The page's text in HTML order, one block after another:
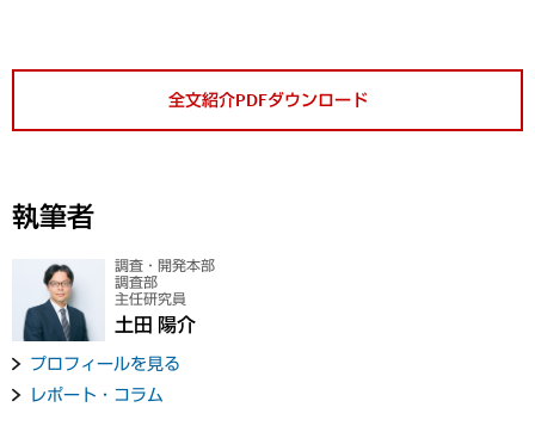
全文紹介PDFダウンロード
執筆者
調査・開発本部
調査部
主任研究員
土田 陽介
プロフィールを見る
レポート・コラム